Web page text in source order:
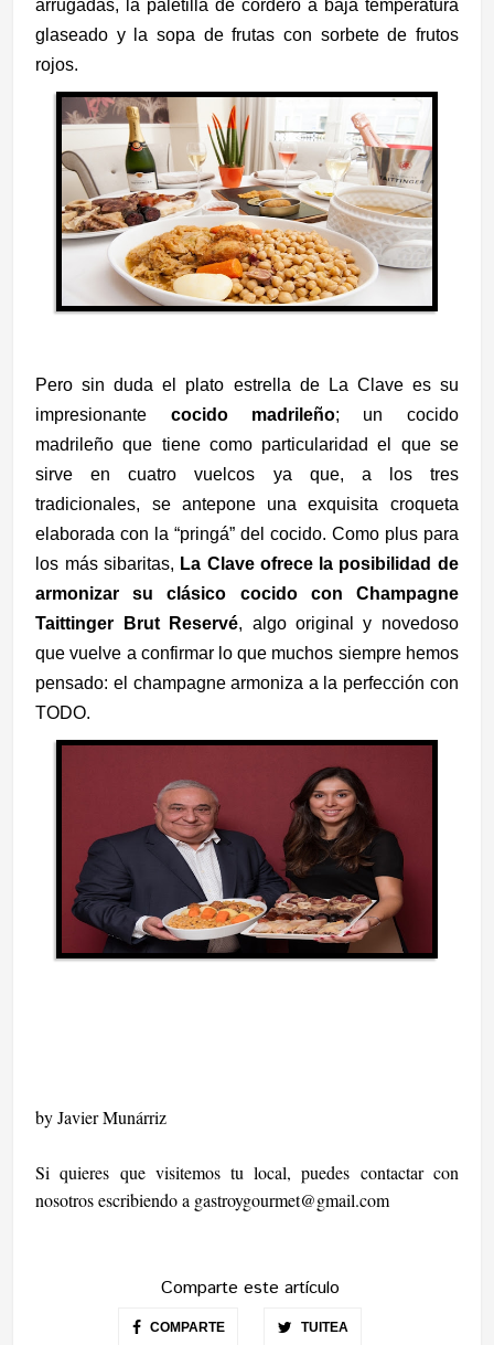
arrugadas, la paletilla de cordero a baja temperatura
glaseado y la sopa de frutas con sorbete de frutos
rojos.
Pero sin duda el plato estrella de La Clave es su
impresionante cocido madrileño; un cocido
madrileño que tiene como particularidad el que se
sirve en cuatro vuelcos ya que, a los tres
tradicionales, se antepone una exquisita croqueta
elaborada con la “pringá” del cocido. Como plus para
los más sibaritas, La Clave ofrece la posibilidad de
armonizar su clásico cocido con Champagne
Taittinger Brut Reservé, algo original y novedoso
que vuelve a confirmar lo que muchos siempre hemos
pensado: el champagne armoniza a la perfección con
TODO.
by Javier Munárriz
Si quieres que visitemos tu local, puedes contactar con
nosotros escribiendo a gastroygourmet@gmail.com
Comparte este artículo
COMPARTE TUITEA